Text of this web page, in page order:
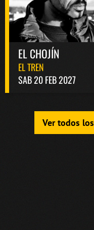
EL CHOJÍN
EL TREN
SAB 20 FEB 2027
Ver todos